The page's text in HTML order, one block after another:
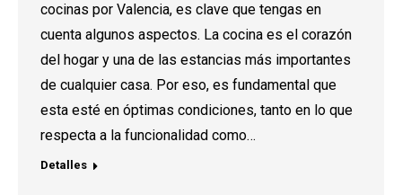
cocinas por Valencia, es clave que tengas en
cuenta algunos aspectos. La cocina es el corazón
del hogar y una de las estancias más importantes
de cualquier casa. Por eso, es fundamental que
esta esté en óptimas condiciones, tanto en lo que
respecta a la funcionalidad como…
Detalles